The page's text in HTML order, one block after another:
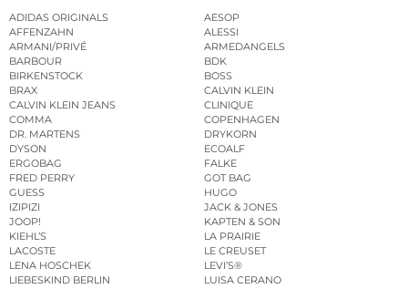
ADIDAS ORIGINALS
AESOP
AFFENZAHN
ALESSI
ARMANI/PRIVÉ
ARMEDANGELS
BARBOUR
BDK
BIRKENSTOCK
BOSS
BRAX
CALVIN KLEIN
CALVIN KLEIN JEANS
CLINIQUE
COMMA
COPENHAGEN
DR. MARTENS
DRYKORN
DYSON
ECOALF
ERGOBAG
FALKE
FRED PERRY
GOT BAG
GUESS
HUGO
IZIPIZI
JACK & JONES
JOOP!
KAPTEN & SON
KIEHL’S
LA PRAIRIE
LACOSTE
LE CREUSET
LENA HOSCHEK
LEVI’S®
LIEBESKIND BERLIN
LUISA CERANO